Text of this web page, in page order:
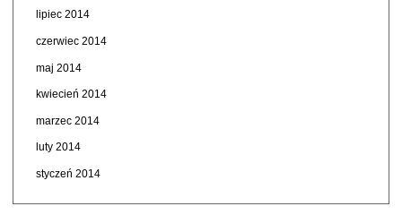
lipiec 2014
czerwiec 2014
maj 2014
kwiecień 2014
marzec 2014
luty 2014
styczeń 2014